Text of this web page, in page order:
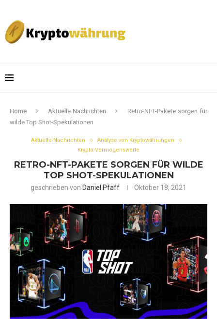
Home Aktuelle Nachrichten
Retro-NFT-Pakete sorgen für
wilde Top Shot-Spekulationen
Aktuelle Nachrichten
Analyse von Kryptowährungen
Krypto-Vermögenswerte
RETRO-NFT-PAKETE SORGEN FÜR WILDE
TOP SHOT-SPEKULATIONEN
geschrieben von Daniel Pfaff Oktober 18, 2021